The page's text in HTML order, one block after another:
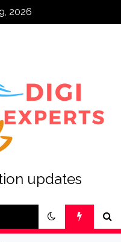
2026
updates